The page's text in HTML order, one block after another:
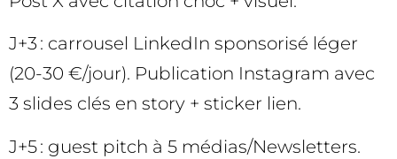
J+3 : carrousel LinkedIn sponsorisé léger
(20-30 €/jour). Publication Instagram avec
3 slides clés en story + sticker lien.
J+5 : guest pitch à 5 médias/Newsletters.